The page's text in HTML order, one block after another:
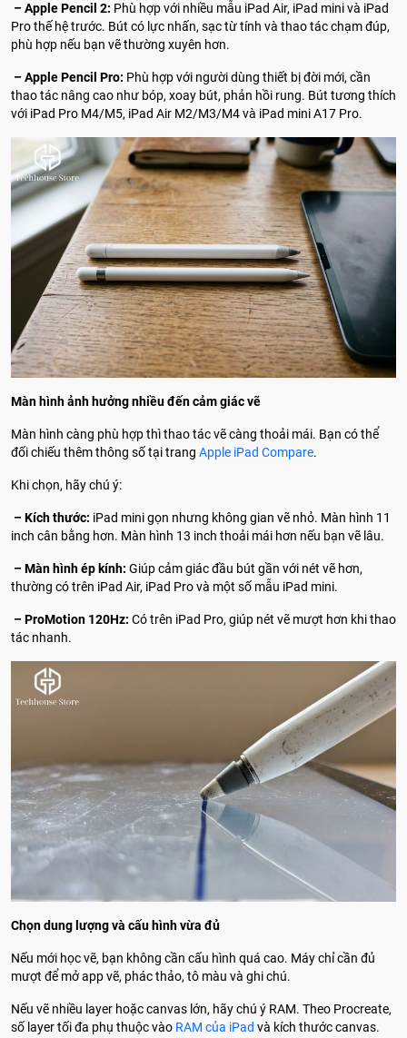
– Apple Pencil 2: Phù hợp với nhiều mẫu iPad Air, iPad mini và iPad
Pro thế hệ trước. Bút có lực nhấn, sạc từ tính và thao tác chạm đúp,
phù hợp nếu bạn vẽ thường xuyên hơn.
– Apple Pencil Pro: Phù hợp với người dùng thiết bị đời mới, cần
thao tác nâng cao như bóp, xoay bút, phản hồi rung. Bút tương thích
với iPad Pro M4/M5, iPad Air M2/M3/M4 và iPad mini A17 Pro.
Màn hình ảnh hưởng nhiều đến cảm giác vẽ
Màn hình càng phù hợp thì thao tác vẽ càng thoải mái. Bạn có thể
đối chiếu thêm thông số tại trang Apple iPad Compare.
Khi chọn, hãy chú ý:
– Kích thước: iPad mini gọn nhưng không gian vẽ nhỏ. Màn hình 11
inch cân bằng hơn. Màn hình 13 inch thoải mái hơn nếu bạn vẽ lâu.
– Màn hình ép kính: Giúp cảm giác đầu bút gần với nét vẽ hơn,
thường có trên iPad Air, iPad Pro và một số mẫu iPad mini.
– ProMotion 120Hz: Có trên iPad Pro, giúp nét vẽ mượt hơn khi thao
tác nhanh.
Chọn dung lượng và cấu hình vừa đủ
Nếu mới học vẽ, bạn không cần cấu hình quá cao. Máy chỉ cần đủ
mượt để mở app vẽ, phác thảo, tô màu và ghi chú.
Nếu vẽ nhiều layer hoặc canvas lớn, hãy chú ý RAM. Theo Procreate,
số layer tối đa phụ thuộc vào RAM của iPad và kích thước canvas.